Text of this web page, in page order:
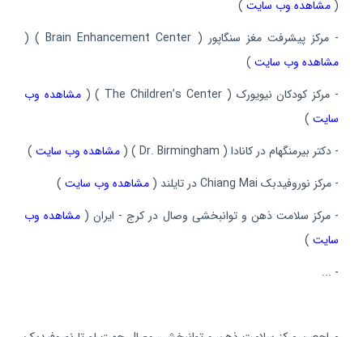
( مشاهده وب سایت )
- مرکز پیشرفت مغز سنگاپور ( Brain Enhancement Center ) (
مشاهده وب سایت )
- مرکز کودکان نیویورک ( The Children’s Center ) (
مشاهده وب
سایت )
- دکتر بیرمنگهام در کانادا ( Dr. Birmingham ) (
مشاهده وب سایت )
- مرکز نوروفیدبک Chiang Mai در تایلند (
مشاهده وب سایت )
- مرکز سلامت ذهن و توانبخشی وصال در کرج - ایران ( مشاهده وب
سایت )
- ...